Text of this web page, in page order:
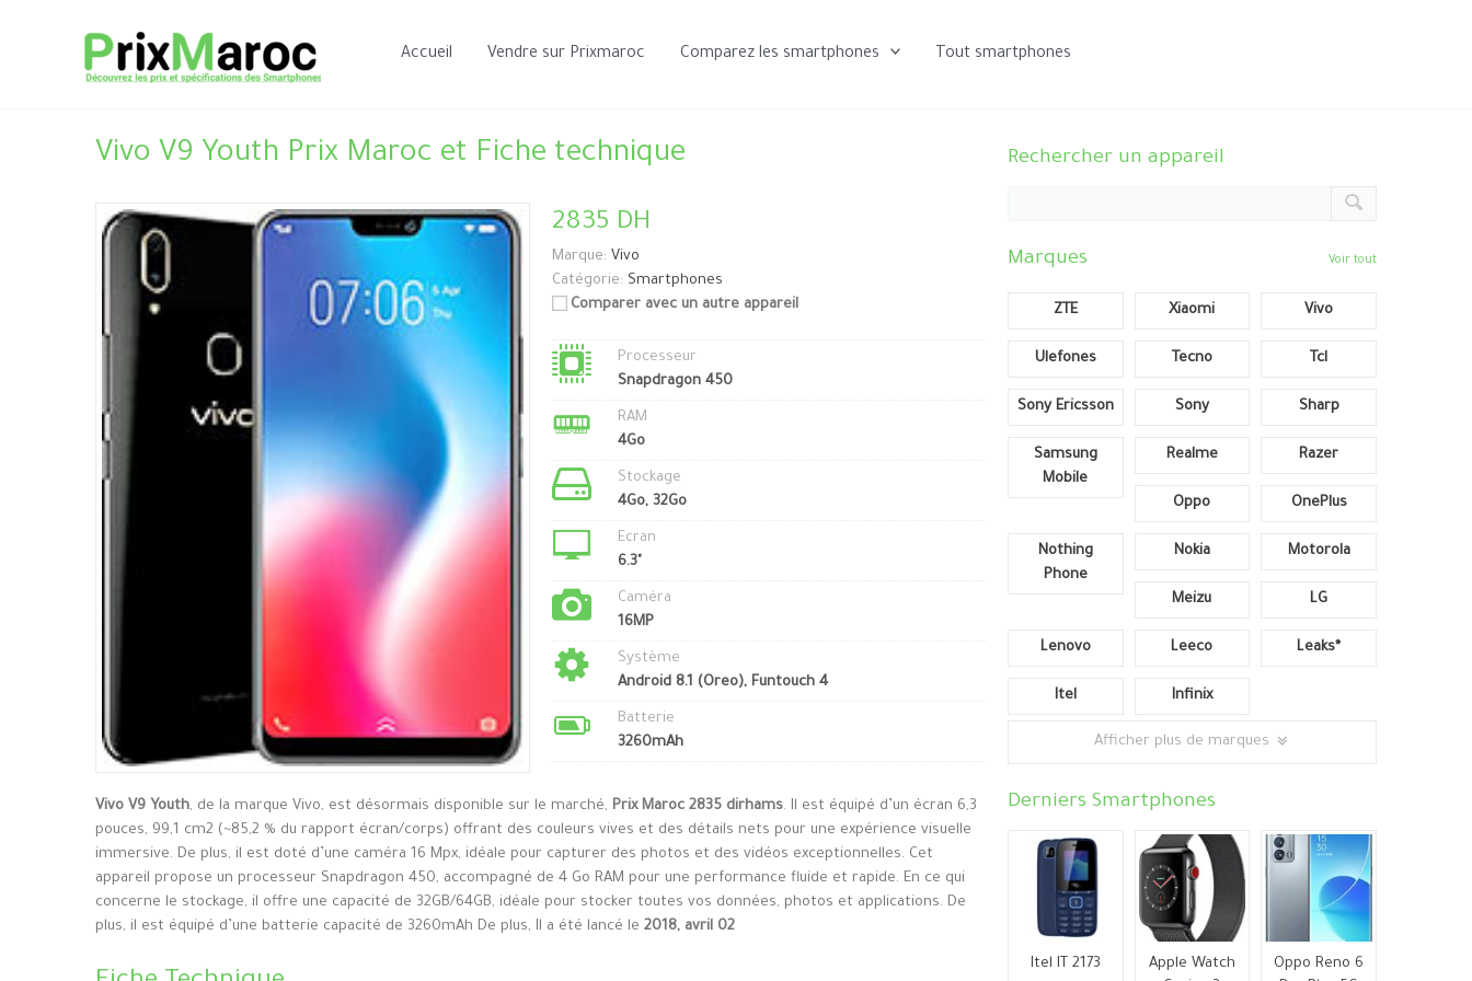
Accueil Vendre sur Prixmaroc Comparez les smartphones Tout smartphones
Vivo V9 Youth Prix Maroc et Fiche technique
2835 DH
Marque: Vivo
Catégorie: Smartphones
Comparer avec un autre appareil
Processeur
Snapdragon 450
RAM
4Go
Stockage
4Go, 32Go
Ecran
6.3"
Caméra
16MP
Système
Android 8.1 (Oreo), Funtouch 4
Batterie
3260mAh
Vivo V9 Youth, de la marque Vivo, est désormais disponible sur le marché, Prix Maroc 2835 dirhams. Il est équipé d’un écran 6,3
pouces, 99,1 cm2 (~85,2 % du rapport écran/corps) offrant des couleurs vives et des détails nets pour une expérience visuelle
immersive. De plus, il est doté d’une caméra 16 Mpx, idéale pour capturer des photos et des vidéos exceptionnelles. Cet
appareil propose un processeur Snapdragon 450, accompagné de 4 Go RAM pour une performance fluide et rapide. En ce qui
concerne le stockage, il offre une capacité de 32GB/64GB, idéale pour stocker toutes vos données, photos et applications. De
plus, il est équipé d’une batterie capacité de 3260mAh De plus, Il a été lancé le 2018, avril 02
Rechercher un appareil
Marques Voir tout
ZTE Xiaomi Vivo
Ulefones Tecno Tcl
Sony Ericsson Sony Sharp
Samsung
Mobile
Realme Razer
Oppo OnePlus
Nothing
Phone
Nokia Motorola
Meizu LG
Lenovo Leeco Leaks*
Itel Infinix
Afficher plus de marques
Derniers Smartphones
Itel IT 2173
Apple Watch
Oppo Reno 6